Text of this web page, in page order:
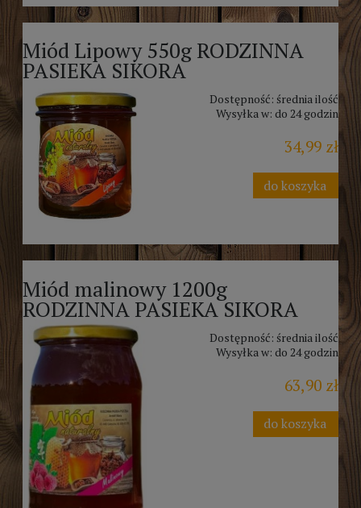
Miód Lipowy 550g RODZINNA
PASIEKA SIKORA
Dostępność: średnia ilość
Wysyłka w: do 24 godzin
34,99 zł
do koszyka
Miód malinowy 1200g
RODZINNA PASIEKA SIKORA
Dostępność: średnia ilość
Wysyłka w: do 24 godzin
63,90 zł
do koszyka